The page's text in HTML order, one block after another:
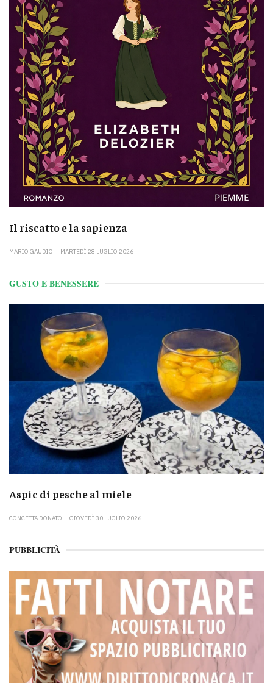
Il riscatto e la sapienza
MARIO GAUDIO MARTEDÌ 28 LUGLIO 2026
GUSTO E BENESSERE
Aspic di pesche al miele
CONCETTA DONATO GIOVEDÌ 30 LUGLIO 2026
PUBBLICITÀ